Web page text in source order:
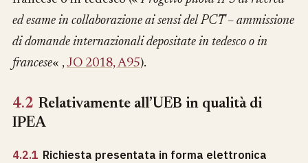
ed esame in collaborazione ai sensi del PCT – ammissione
di domande internazionali depositate in tedesco o in
francese« ,JO 2018, A95).
4.2 Relativamente all’UEB in qualità di
IPEA
4.2.1 Richiesta presentata in forma elettronica